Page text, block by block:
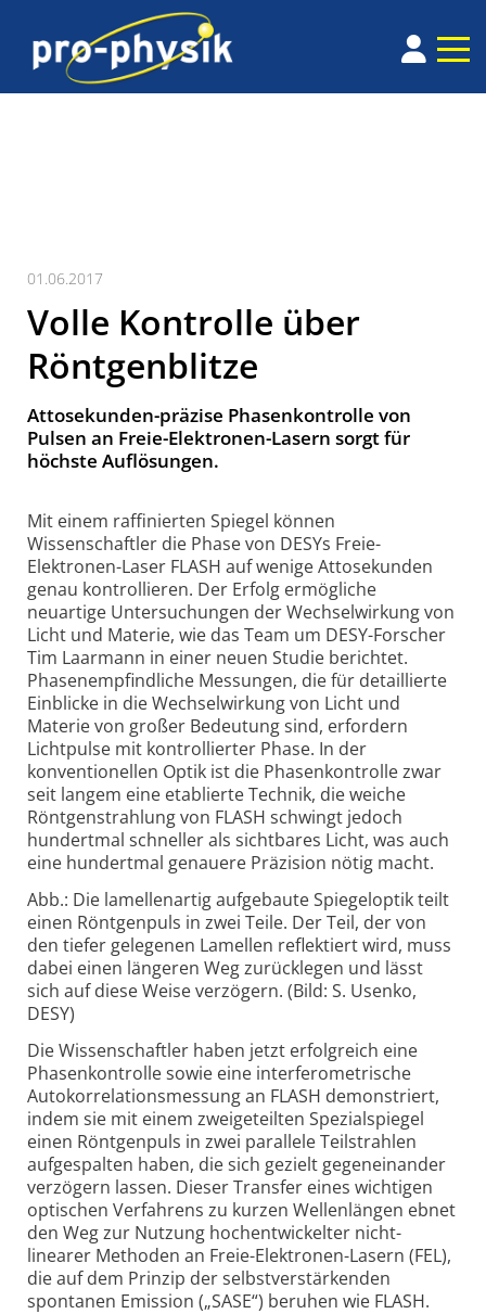
01.06.2017
Volle Kontrolle über
Röntgenblitze
Attosekunden-präzise Phasenkontrolle von
Pulsen an Freie-Elektronen-Lasern sorgt für
höchste Auflösungen.
Mit einem raffinierten Spiegel können
Wissenschaftler die Phase von DESYs Freie-
Elektronen-Laser FLASH auf wenige Attosekunden
genau kontrollieren. Der Erfolg ermögliche
neuartige Untersuchungen der Wechsel­wirkung von
Licht und Materie, wie das Team um DESY-Forscher
Tim Laarmann in einer neuen Studie berichtet.
Phasen­empfindliche Messungen, die für detaillierte
Einblicke in die Wechselwirkung von Licht und
Materie von großer Bedeutung sind, erfordern
Lichtpulse mit kontrollierter Phase. In der
konventionellen Optik ist die Phasen­kontrolle zwar
seit langem eine etablierte Technik, die weiche
Röntgen­strahlung von FLASH schwingt jedoch
hundertmal schneller als sichtbares Licht, was auch
eine hundertmal genauere Präzision nötig macht.
Abb.: Die lamellenartig aufgebaute Spiegeloptik teilt
einen Röntgenpuls in zwei Teile. Der Teil, der von
den tiefer gelegenen Lamellen reflektiert wird, muss
dabei einen längeren Weg zurücklegen und lässt
sich auf diese Weise verzögern. (Bild: S. Usenko,
DESY)
Die Wissenschaftler haben jetzt erfolgreich eine
Phasen­kontrolle sowie eine inter­ferometrische
Auto­korrelations­messung an FLASH demonstriert,
indem sie mit einem zweigeteilten Spezial­spiegel
einen Röntgenpuls in zwei parallele Teil­strahlen
aufgespalten haben, die sich gezielt gegeneinander
verzögern lassen. Dieser Transfer eines wichtigen
optischen Verfahrens zu kurzen Wellenlängen ebnet
den Weg zur Nutzung hoch­entwickelter nicht­
linearer Methoden an Freie-Elektronen-Lasern (FEL),
die auf dem Prinzip der selbst­verstärkenden
spontanen Emission („SASE“) beruhen wie FLASH.